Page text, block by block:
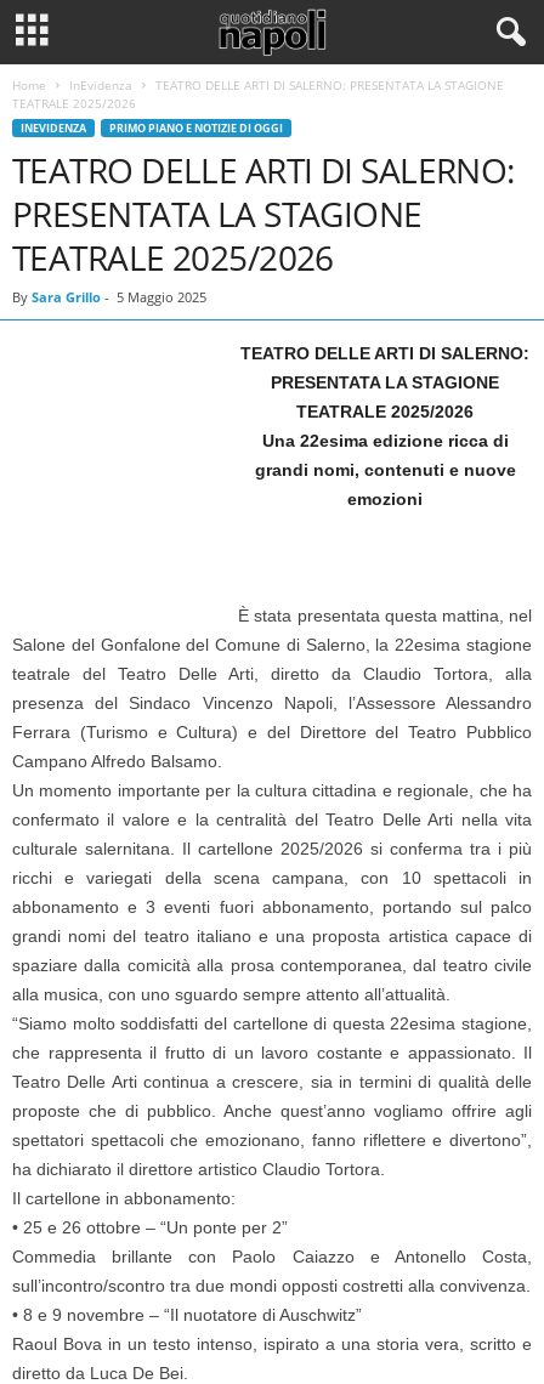
Home InEvidenza
TEATRO DELLE ARTI DI SALERNO: PRESENTATA LA STAGIONE
TEATRALE 2025/2026
INEVIDENZA PRIMO PIANO E NOTIZIE DI OGGI
TEATRO DELLE ARTI DI SALERNO:
PRESENTATA LA STAGIONE
TEATRALE 2025/2026
By Sara Grillo - 5 Maggio 2025
TEATRO DELLE ARTI DI SALERNO:
PRESENTATA LA STAGIONE
TEATRALE 2025/2026
Una 22esima edizione ricca di
grandi nomi, contenuti e nuove
emozioni
È stata presentata questa mattina, nel
Salone del Gonfalone del Comune di Salerno, la 22esima stagione
teatrale del Teatro Delle Arti, diretto da Claudio Tortora, alla
presenza del Sindaco Vincenzo Napoli, l’Assessore Alessandro
Ferrara (Turismo e Cultura) e del Direttore del Teatro Pubblico
Campano Alfredo Balsamo.
Un momento importante per la cultura cittadina e regionale, che ha
confermato il valore e la centralità del Teatro Delle Arti nella vita
culturale salernitana. Il cartellone 2025/2026 si conferma tra i più
ricchi e variegati della scena campana, con 10 spettacoli in
abbonamento e 3 eventi fuori abbonamento, portando sul palco
grandi nomi del teatro italiano e una proposta artistica capace di
spaziare dalla comicità alla prosa contemporanea, dal teatro civile
alla musica, con uno sguardo sempre attento all’attualità.
“Siamo molto soddisfatti del cartellone di questa 22esima stagione,
che rappresenta il frutto di un lavoro costante e appassionato. Il
Teatro Delle Arti continua a crescere, sia in termini di qualità delle
proposte che di pubblico. Anche quest’anno vogliamo offrire agli
spettatori spettacoli che emozionano, fanno riflettere e divertono”,
ha dichiarato il direttore artistico Claudio Tortora.
Il cartellone in abbonamento:
• 25 e 26 ottobre – “Un ponte per 2”
Commedia brillante con Paolo Caiazzo e Antonello Costa,
sull’incontro/scontro tra due mondi opposti costretti alla convivenza.
• 8 e 9 novembre – “Il nuotatore di Auschwitz”
Raoul Bova in un testo intenso, ispirato a una storia vera, scritto e
diretto da Luca De Bei.